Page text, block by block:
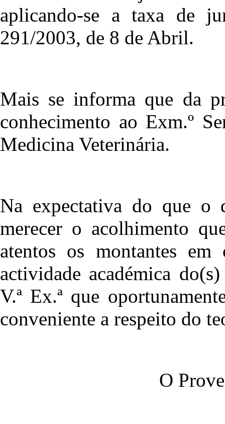
aplicando-se a taxa de
291/2003, de 8 de Abril.
Mais se informa que da
conhecimento ao Exm.º
Medicina Veterinária.
Na expectativa do que o
merecer o acolhimento
atentos os montantes
actividade académica
V.ª Ex.ª que
conveniente a respeito do
O